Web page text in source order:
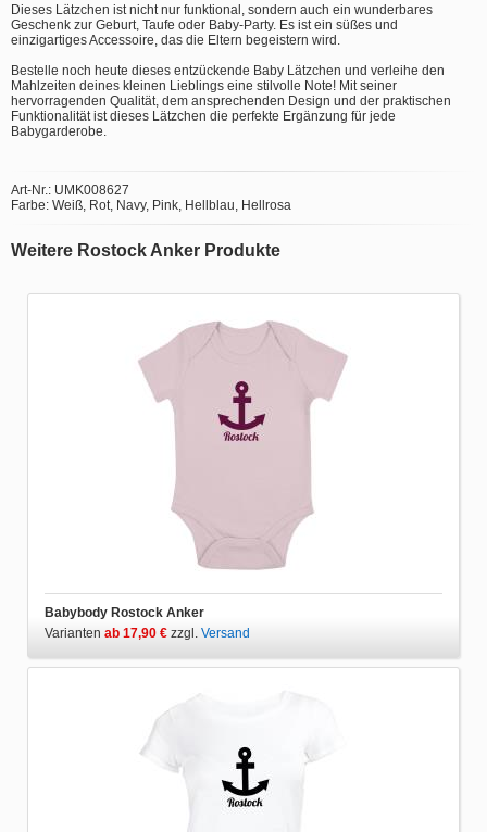
Dieses Lätzchen ist nicht nur funktional, sondern auch ein wunderbares
Geschenk zur Geburt, Taufe oder Baby-Party. Es ist ein süßes und
einzigartiges Accessoire, das die Eltern begeistern wird.
Bestelle noch heute dieses entzückende Baby Lätzchen und verleihe den
Mahlzeiten deines kleinen Lieblings eine stilvolle Note! Mit seiner
hervorragenden Qualität, dem ansprechenden Design und der praktischen
Funktionalität ist dieses Lätzchen die perfekte Ergänzung für jede
Babygarderobe.
Art-Nr.: UMK008627
Farbe: Weiß, Rot, Navy, Pink, Hellblau, Hellrosa
Weitere Rostock Anker Produkte
Babybody Rostock Anker
Varianten ab 17,90 € zzgl. Versand